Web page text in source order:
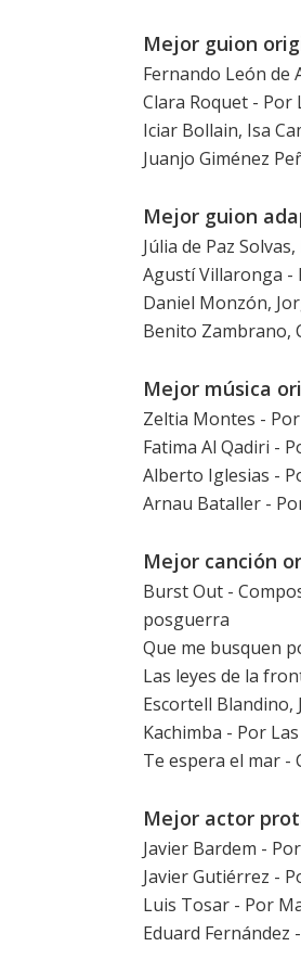
Mejor guion
Fernando León de
Clara Roquet - Por
Iciar Bollain, Isa
Juanjo Giménez
Mejor guion
Júlia de Paz
Agustí Villaronga -
Daniel Monzón,
Benito Zambrano,
Mejor música
Zeltia Montes - Por
Fatima Al Qadiri -
Alberto Iglesias -
Arnau Bataller -
Mejor canción
Burst Out -
posguerra
Que me busquen
Las leyes de la
Escortell
Kachimba - Por
Te espera el mar -
Mejor actor
Javier Bardem - Por
Javier Gutiérrez -
Luis Tosar - Por
Eduard Fernández